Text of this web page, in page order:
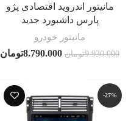
مانیتور اندروید اقتصادی پژو
پارس داشبورد جدید
مانیتور خودرو
9.930.000تومان 8.790.000تومان
-27%